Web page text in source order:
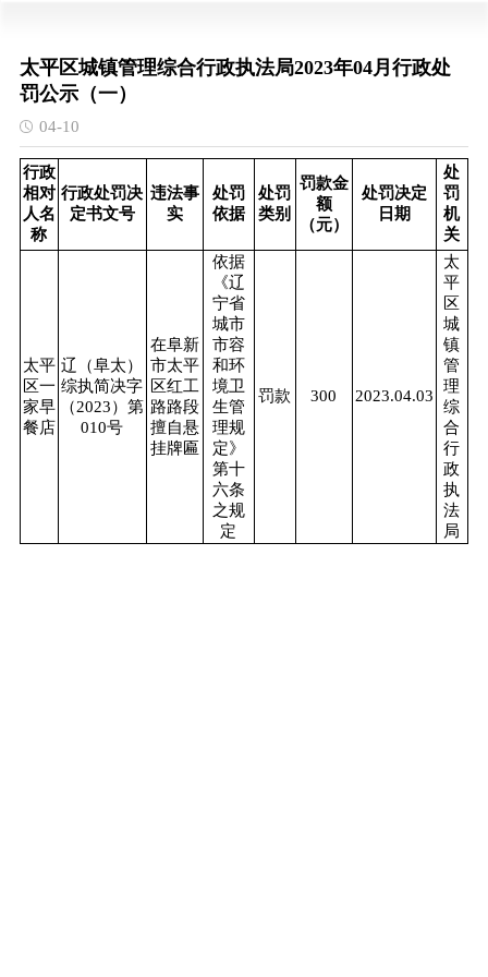
太平区城镇管理综合行政执法局2023年04月行政处
罚公示（一）
04-10
行政
相对
人名
称
行政处罚决
定书文号
违法事
实
处罚
依据
处罚
类别
罚款金
额
（元）
处罚决定
日期
处
罚
机
关
太平
区一
家早
餐店
辽（阜太）
综执简决字
（2023）第
010号
在阜新
市太平
区红工
路路段
擅自悬
挂牌匾
依据
《辽
宁省
城市
市容
和环
境卫
生管
理规
定》
第十
六条
之规
定
罚款 300 2023.04.03
太
平
区
城
镇
管
理
综
合
行
政
执
法
局